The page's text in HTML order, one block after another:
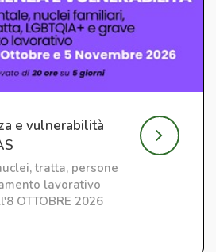
e vulnerabilità
tratta, persone
lavorativo
OTTOBRE 2026